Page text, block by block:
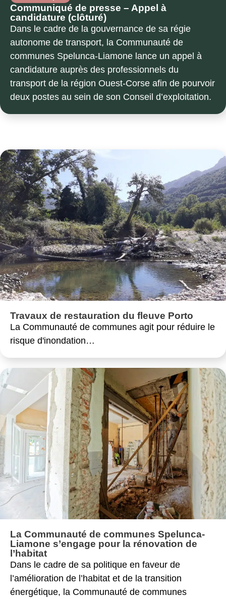
Travaux de restauration du fleuve Porto
La Communauté de communes agit pour réduire le
risque d'inondation…
La Communauté de communes Spelunca-
Liamone s’engage pour la rénovation de
l’habitat
Dans le cadre de sa politique en faveur de
l’amélioration de l’habitat et de la transition
énergétique, la Communauté de communes
Communiqué de presse – Appel à
candidature (clôturé)
Dans le cadre de la gouvernance de sa régie
autonome de transport, la Communauté de
communes Spelunca-Liamone lance un appel à
candidature auprès des professionnels du
transport de la région Ouest-Corse afin de pourvoir
deux postes au sein de son Conseil d’exploitation.